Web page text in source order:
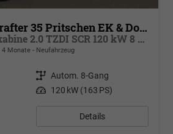
Volkswagen Crafter 35 Pritschen EK & Doka
Pritsche Doppelkabine 2.0 TZDI SCR 120 kW 8 Gang Automatik, Heckantrieb, Klima, 6 Sitze
4 Monate Neufahrzeug
Getriebe Autom. 8-Gang
Leistung 120 kW (163 PS)
Details